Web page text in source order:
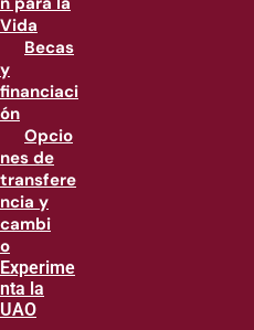
Vida
Becas
y
financiaci
ón
Opcio
nes de
transfere
ncia y
cambi
o
Experime
nta la
UAO